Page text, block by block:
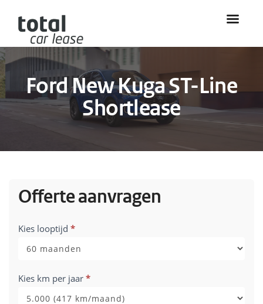
Ford New Kuga ST-Line
Shortlease
Offerte aanvragen
Aanvraag
kuga
01-
06-
Kies looptijd *
Kies km per jaar *